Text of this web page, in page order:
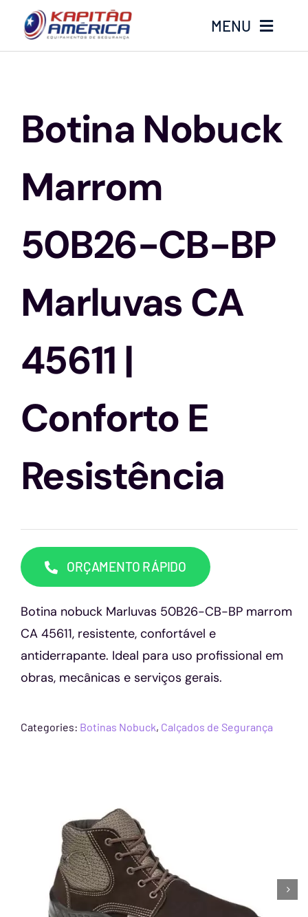
o
MENU
Produtos
Luvas
Altura
Óculos
Contato
Botina Nobuck
Marrom
50B26-CB-BP
Marluvas CA
45611 |
Conforto E
Resistência
ORÇAMENTO RÁPIDO
Botina nobuck Marluvas 50B26-CB-BP marrom
CA 45611, resistente, confortável e
antiderrapante. Ideal para uso profissional em
obras, mecânicas e serviços gerais.
Categories: Botinas Nobuck, Calçados de Segurança